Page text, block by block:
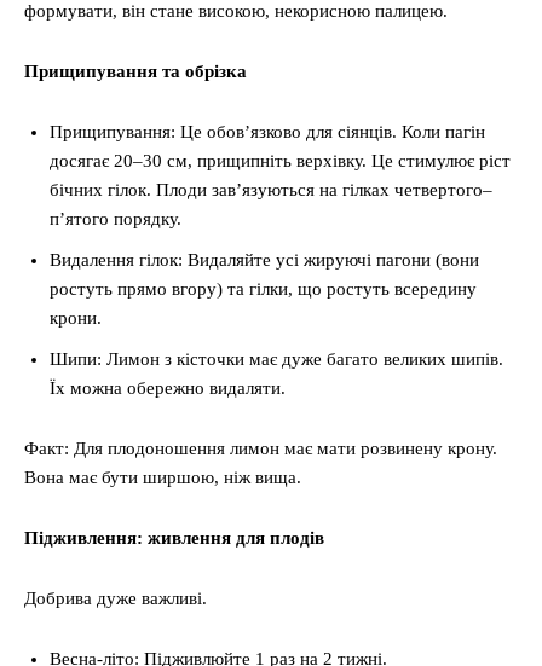
формувати, він стане високою, некорисною палицею.
Прищипування та обрізка
Прищипування: Це обов’язково для сіянців. Коли пагін
досягає 20–30 см, прищипніть верхівку. Це стимулює ріст
бічних гілок. Плоди зав’язуються на гілках четвертого–
п’ятого порядку.
Видалення гілок: Видаляйте усі жируючі пагони (вони
ростуть прямо вгору) та гілки, що ростуть всередину
крони.
Шипи: Лимон з кісточки має дуже багато великих шипів.
Їх можна обережно видаляти.
Факт: Для плодоношення лимон має мати розвинену крону.
Вона має бути ширшою, ніж вища.
Підживлення: живлення для плодів
Добрива дуже важливі.
Весна-літо: Підживлюйте 1 раз на 2 тижні.